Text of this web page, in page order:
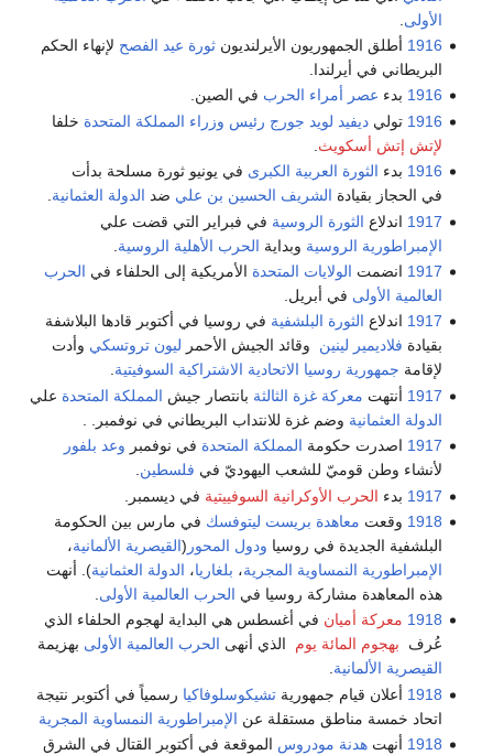
الأولى
1916 أطلق الجمهوريون الأيرلنديونثورة عيد الفصح لإنهاء الحكم
البريطاني في أيرلندا.
1916 بدء عصر أمراء الحرب في الصين.
1916 توليديفيد لويد جورج رئيس وزراء المملكة المتحدة خلفا
لإتش إتش أسكويث
1916 بدء الثورة العربية الكبرى في يونيو ثورة مسلحة بدأت
في الحجاز بقيادة الشريف الحسين بن علي ضد الدولة العثمانية
1917 اندلاع الثورة الروسية في فبراير التي قضت علي
الإمبراطورية الروسية وبداية الحرب الأهلية الروسية
1917 انضمت الولايات المتحدة الأمريكية إلى الحلفاء في الحرب
العالمية الأولى في أبريل.
1917 اندلاع الثورة البلشفية في روسيا في أكتوبر قادها البلاشفة
بقيادة فلاديمير لينين وقائد الجيش الأحمر ليون تروتسكي وأدت
لإقامة جمهورية روسيا الاتحادية الاشتراكية السوفيتية.
1917 أنتهت معركة غزة الثالثة بانتصار جيش المملكة المتحدة علي
الدولة العثمانية وضم غزة للانتداب البريطاني في نوفمبر. .
1917 اصدرت حكومة المملكة المتحدة في نوفمبر وعد بلفور
لأنشاء وطن قوميّ للشعب اليهوديّ في فلسطين
1917 بدء الحرب الأوكرانية السوفييتية في ديسمبر.
1918 وقعت معاهدة بريست ليتوفسك في مارس بين الحكومة
البلشفية الجديدة في روسيا ودول المحور (القيصرية الألمانية،
الإمبراطورية النمساوية المجرية، بلغاريا، الدولة العثمانية). أنهت
هذه المعاهدة مشاركة روسيا في الحرب العالمية الأولى
1918 معركة أميان في أغسطس هي البداية لهجوم الحلفاء الذي
عُرف بهجوم المائة يوم الذي أنهى الحرب العالمية الأولى بهزيمة
القيصرية الألمانية.
1918 أعلان قيام جمهوريةتشيكوسلوفاكيا رسمياً في أكتوبر نتيجة
اتحاد خمسة مناطق مستقلة عن الإمبراطورية النمساوية المجرية
1918 أنهتهدنة مودروس الموقعة في أكتوبر القتال في الشرق